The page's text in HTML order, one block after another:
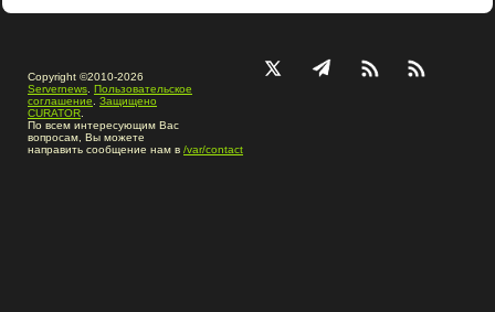
Copyright ©2010-2026
Servernews Пользовательское
соглашение
Защищено
CURATOR
По всем интересующим Вас
вопросам, Вы можете
направить сообщение нам в /var/contact